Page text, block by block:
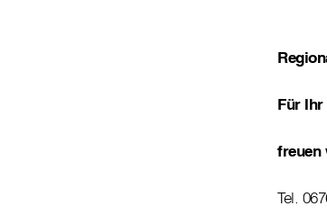
Für Ihr
freuen
Tel.